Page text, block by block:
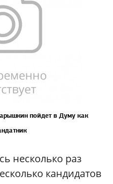
пойдет в Думу как
несколько раз
кандидатов